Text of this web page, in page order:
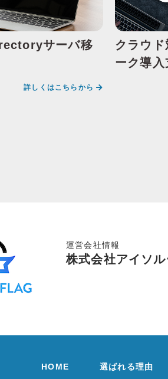
サーバ移
詳しくはこちらから
クラウ
ーク導入
運営会社情報
株式会社アイソル
HOME 選ばれる理由